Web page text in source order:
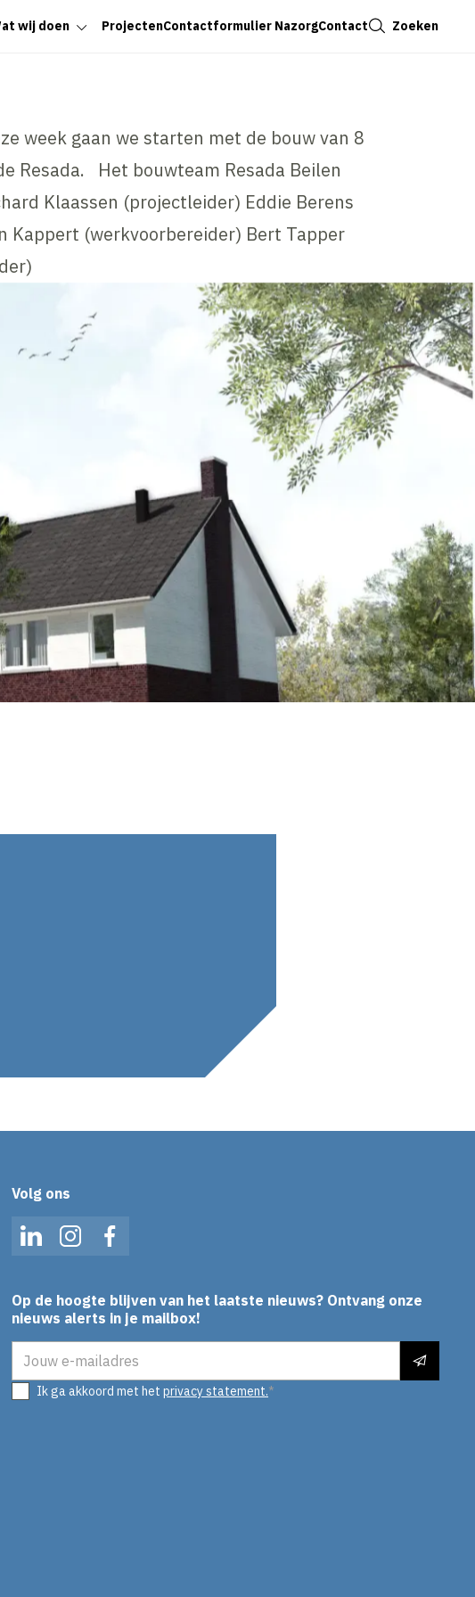
wij doen ProjectenContactformulier NazorgContact Zoeken
week gaan we starten met de bouw van 8
Resada. Het bouwteam Resada Beilen
Klaassen (projectleider) Eddie Berens
Kappert (werkvoorbereider) Bert Tapper
Volg ons
LinkedInInstagramFacebook
Op de hoogte blijven van het laatste nieuws? Ontvang onze
nieuws alerts in je mailbox!
Ik ga akkoord met het privacy statement.
Sluiten